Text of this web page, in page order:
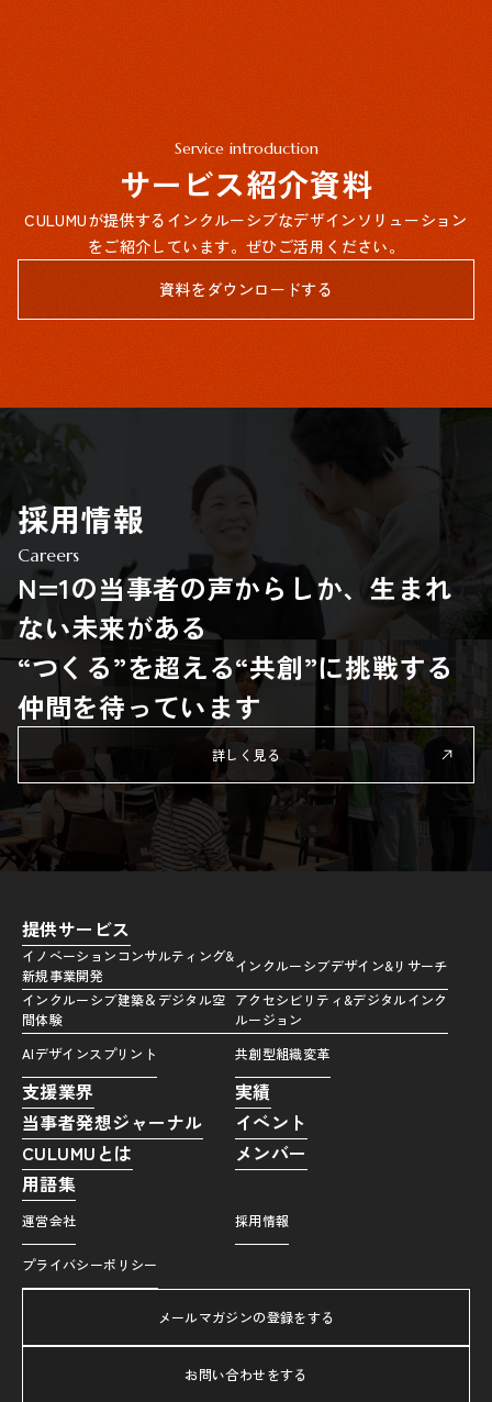
Service introduction
サービス紹介資料
CULUMUが提供するインクルーシブなデザインソリューション
をご紹介しています。ぜひご活用ください。
資料をダウンロードする
採用情報
Careers
N=1の当事者の声からしか、生まれ
ない未来がある
“つくる”を超える“共創”に挑戦する
仲間を待っています
詳しく見る
提供サービス
イノベーションコンサルティング&
新規事業開発
インクルーシブデザイン&リサーチ
インクルーシブ建築＆デジタル空
間体験
アクセシビリティ&デジタルインク
ルージョン
AIデザインスプリント
共創型組織変革
支援業界
実績
当事者発想ジャーナル
イベント
CULUMUとは
メンバー
用語集
運営会社 採用情報
プライバシーポリシー
メールマガジンの登録をする
お問い合わせをする